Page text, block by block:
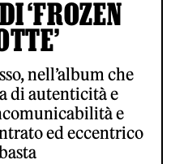
‘FROZEN
nell’album che
di autenticità e
e
ed eccentrico